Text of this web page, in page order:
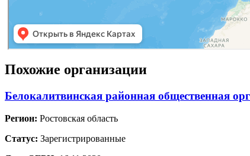
Похожие организации
Белокалитвинская районная общественная
Регион: Ростовская область
Статус: Зарегистрированные